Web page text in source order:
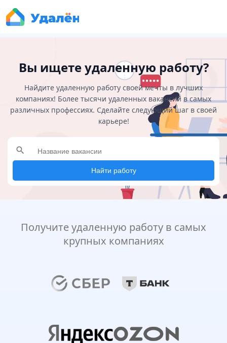
Вы ищете удаленную работу?
Найдите удаленную работу своей мечты в лучших
компаниях! Более тысячи удаленных вакансий в самых
различных профессиях. Сделайте следующий шаг в своей
карьере!
search
Найти работу
Получите удаленную работу в самых
крупных компаниях